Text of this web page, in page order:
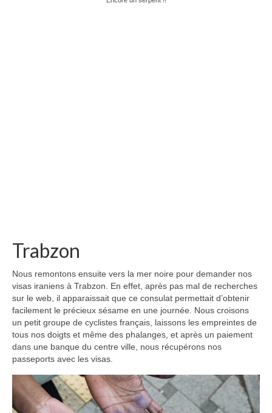
Trabzon
Nous remontons ensuite vers la mer noire pour demander nos
visas iraniens à Trabzon. En effet, après pas mal de recherches
sur le web, il apparaissait que ce consulat permettait d’obtenir
facilement le précieux sésame en une journée. Nous croisons
un petit groupe de cyclistes français, laissons les empreintes de
tous nos doigts et même des phalanges, et après un paiement
dans une banque du centre ville, nous récupérons nos
passeports avec les visas.